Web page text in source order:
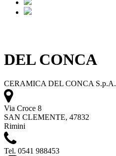
DEL CONCA
CERAMICA DEL CONCA S.p.A.
Via Croce 8
SAN CLEMENTE, 47832
Rimini
Tel. 0541 988453